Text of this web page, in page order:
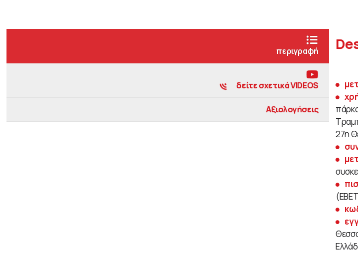
περιγραφή
δείτε σχετικά VIDEOS
Αξιολογήσεις
27η